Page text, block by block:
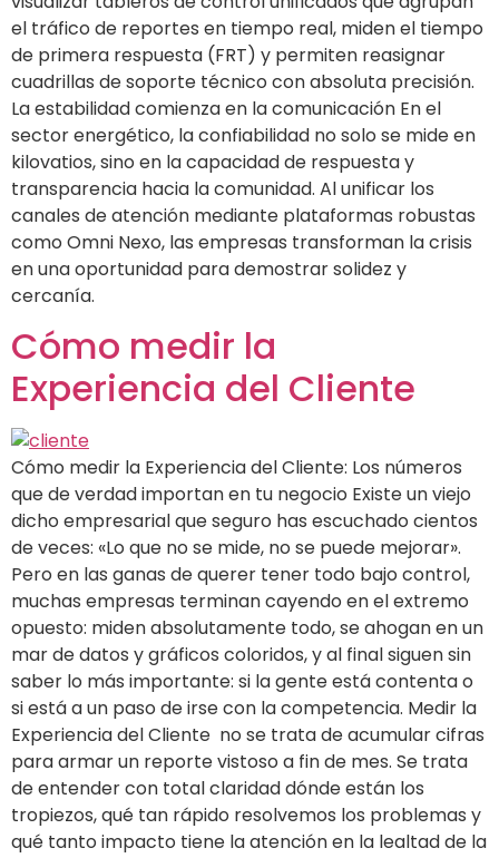
el tráfico de reportes en tiempo real, miden el tiempo
de primera respuesta (FRT) y permiten reasignar
cuadrillas de soporte técnico con absoluta precisión.
La estabilidad comienza en la comunicación En el
sector energético, la confiabilidad no solo se mide en
kilovatios, sino en la capacidad de respuesta y
transparencia hacia la comunidad. Al unificar los
canales de atención mediante plataformas robustas
como Omni Nexo, las empresas transforman la crisis
en una oportunidad para demostrar solidez y
cercanía.
Cómo medir la
Experiencia del Cliente
Cómo medir la Experiencia del Cliente: Los números
que de verdad importan en tu negocio Existe un viejo
dicho empresarial que seguro has escuchado cientos
de veces: «Lo que no se mide, no se puede mejorar».
Pero en las ganas de querer tener todo bajo control,
muchas empresas terminan cayendo en el extremo
opuesto: miden absolutamente todo, se ahogan en un
mar de datos y gráficos coloridos, y al final siguen sin
saber lo más importante: si la gente está contenta o
si está a un paso de irse con la competencia. Medir la
Experiencia del Cliente no se trata de acumular cifras
para armar un reporte vistoso a fin de mes. Se trata
de entender con total claridad dónde están los
tropiezos, qué tan rápido resolvemos los problemas y
qué tanto impacto tiene la atención en la lealtad de la